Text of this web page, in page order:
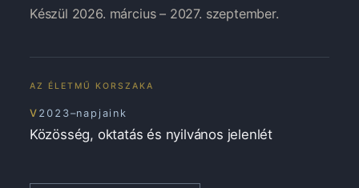
Készül 2026. március – 2027. szeptember.
AZ ÉLETMŰ KORSZAKA
V 2023–napjaink
Közösség, oktatás és nyilvános jelenlét